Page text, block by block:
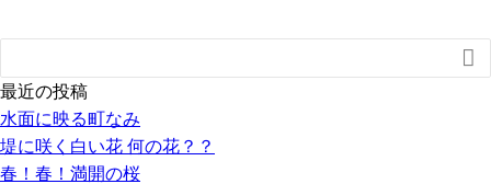

最近の投稿
水面に映る町なみ
堤に咲く白い花 何の花？？
春！春！満開の桜